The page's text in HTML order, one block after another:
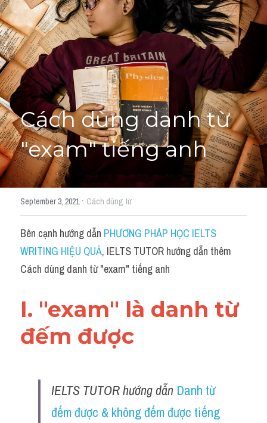
Học thử →
Cách dùng danh từ
"exam" tiếng anh
September 3, 2021· Cách dùng từ
Bên cạnh hướng dẫn PHƯƠNG PHÁP HỌC IELTS
WRITING HIỆU QUẢ, IELTS TUTOR hướng dẫn thêm
Cách dùng danh từ "exam" tiếng anh
I. "exam" là danh từ
đếm được
IELTS TUTOR hướng dẫn Danh từ
đếm được & không đếm được tiếng